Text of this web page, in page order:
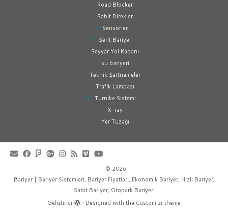
Road Blocker
Sabit Direkler
Sensörler
Şerit Bariyer
Seyyar Yol Kapanı
su bariyeri
Teknik Şartnameler
Trafik Lambası
Turnike Sistemi
X-ray
Yer Tuzağı
· © 2026
Bariyer | Bariyer Sistemleri, Bariyer Fiyatları, Ekonomik Bariyer, Hızlı Bariyer,
Sabit Bariyer, Otopark Bariyeri
· Geliştirici · Designed with the Customizr theme ·